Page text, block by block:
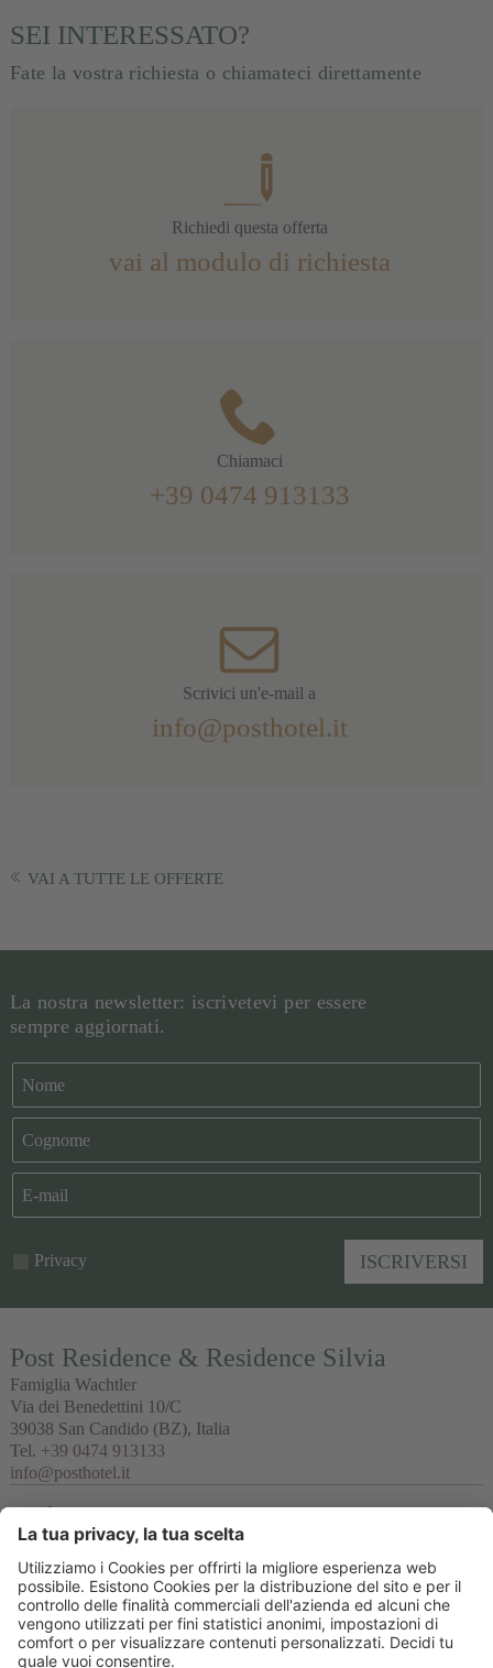
SEI INTERESSATO?
Fate la vostra richiesta o chiamateci direttamente
Richiedi questa offerta
vai al modulo di richiesta
Chiamaci
+39 0474 913133
Scrivici un'e-mail a
info@posthotel.it
VAI A TUTTE LE OFFERTE
La nostra newsletter: iscrivetevi per essere
sempre aggiornati.
Privacy ISCRIVERSI
Post Residence & Residence Silvia
Famiglia Wachtler
Via dei Benedettini 10/C
39038 San Candido (BZ), Italia
Tel. +39 0474 913133
info@posthotel.it
Links
Recensioni
Partner
© 2026 Posthotel & Residence Srl
Part. IVA IT02335660219